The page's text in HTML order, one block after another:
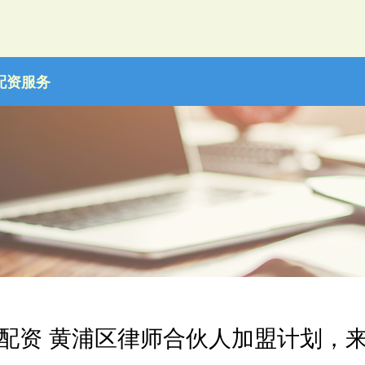
资服务
资 黄浦区律师合伙人加盟计划，